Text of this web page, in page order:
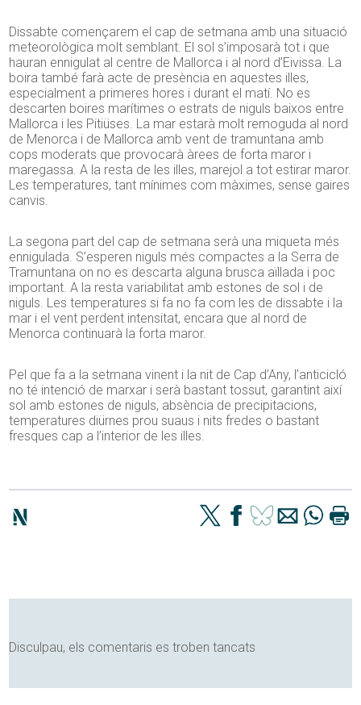
Dissabte començarem el cap de setmana amb una situació
meteorològica molt semblant. El sol s’imposarà tot i que
hauran ennigulat al centre de Mallorca i al nord d’Eivissa. La
boira també farà acte de presència en aquestes illes,
especialment a primeres hores i durant el matí. No es
descarten boires marítimes o estrats de niguls baixos entre
Mallorca i les Pitiüses. La mar estarà molt remoguda al nord
de Menorca i de Mallorca amb vent de tramuntana amb
cops moderats que provocarà àrees de forta maror i
maregassa. A la resta de les illes, marejol a tot estirar maror.
Les temperatures, tant mínimes com màximes, sense gaires
canvis.
La segona part del cap de setmana serà una miqueta més
ennigulada. S’esperen niguls més compactes a la Serra de
Tramuntana on no es descarta alguna brusca aïllada i poc
important. A la resta variabilitat amb estones de sol i de
niguls. Les temperatures si fa no fa com les de dissabte i la
mar i el vent perdent intensitat, encara que al nord de
Menorca continuarà la forta maror.
Pel que fa a la setmana vinent i la nit de Cap d’Any, l’anticicló
no té intenció de marxar i serà bastant tossut, garantint així
sol amb estones de niguls, absència de precipitacions,
temperatures diürnes prou suaus i nits fredes o bastant
fresques cap a l’interior de les illes.
Disculpau, els comentaris es troben tancats